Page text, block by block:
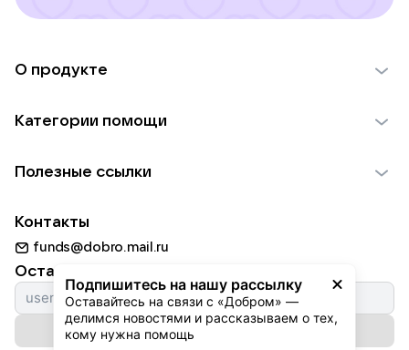
Подпишитесь на нашу рассылку
Оставайтесь на связи с «Добром» —
делимся новостями и рассказываем о тех,
кому нужна помощь
О продукте
Использование материалов
Для НКО
Партнерам
Категории помощи
Пожилым
Животным
Природе
Культуре
Фондам
Полезные ссылки
Добрый день
Истории
Автоплатежи
Контакты
funds@dobro.mail.ru
Оставайтесь с нами
Подписаться на рассылку